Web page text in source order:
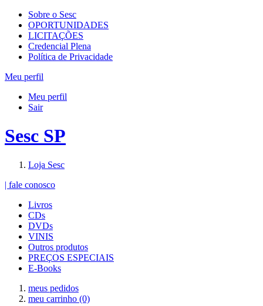
Sobre o Sesc
OPORTUNIDADES
LICITAÇÕES
Credencial Plena
Política de Privacidade
Meu perfil
Meu perfil
Sair
Sesc SP
Loja Sesc
| fale conosco
Livros
CDs
DVDs
VINIS
Outros produtos
PREÇOS ESPECIAIS
E-Books
meus pedidos
meu carrinho (0)